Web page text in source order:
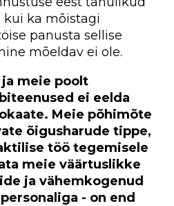
ka mõistagi
panusta sellise
mõeldav ei ole.
meie poolt
ei eelda
Meie põhimõte
õigusharude tippe,
töö tegemisele
meie väärtuslikke
ja vähemkogenud
- on end